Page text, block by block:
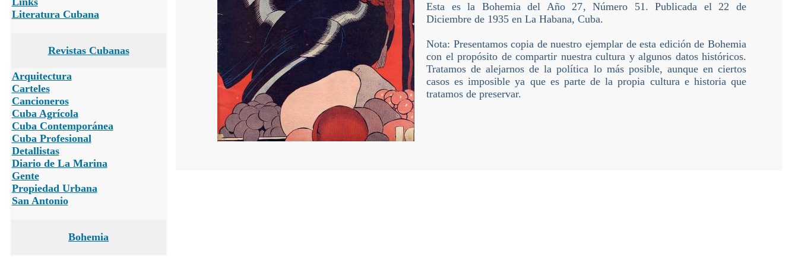
Literatura Cubana
Revistas Cubanas
Arquitectura
Carteles
Cancioneros
Cuba Agrícola
Cuba Contemporánea
Cuba Profesional
Detallistas
Diario de La Marina
Gente
Propiedad Urbana
San Antonio
Bohemia
Esta es la Bohemia del Año 27, Número 51. Publicada el 22 de
Diciembre de 1935 en La Habana, Cuba.
Nota: Presentamos copia de nuestro ejemplar de esta edición de Bohemia
con el propósito de compartir nuestra cultura y algunos datos históricos.
Tratamos de alejarnos de la política lo más posible, aunque en ciertos
casos es imposible ya que es parte de la propia cultura e historia que
tratamos de preservar.